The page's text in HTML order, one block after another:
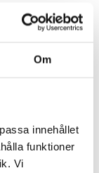
Om
innehållet
funktioner
Vi